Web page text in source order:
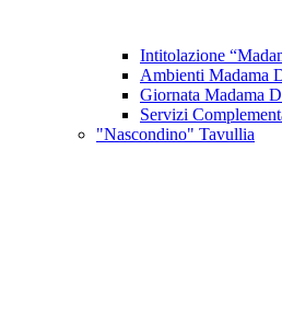
Intitolazione
Ambienti Madama
Giornata Madama
Servizi
"Nascondino" Tavullia